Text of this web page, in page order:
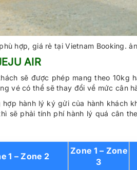
hợp, giá rẻ tại Vietnam Booking.
AIR
sẽ được phép mang theo 10kg
vé có thể sẽ thay đổi về mức cân
hành lý ký gửi của hành khách
sẽ phải tính phí hành lý quá cân
1 – Zone 2
Zone 1 – Zone
3